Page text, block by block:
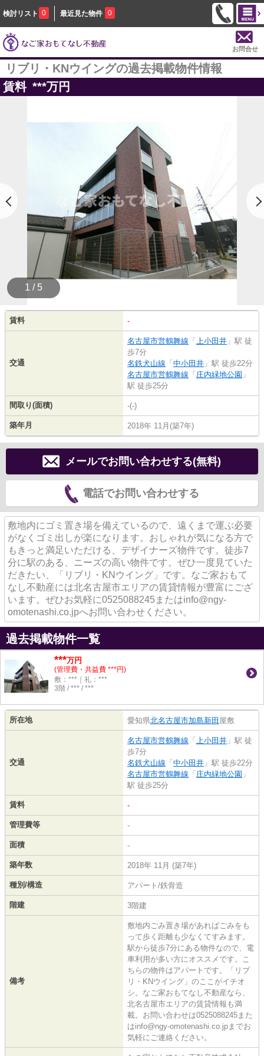
検討リスト 0 最近見た物件 0
お問合せ
リブリ・KNウイングの過去掲載物件情報
賃料 ***万円
1 / 5
賃料 -
交通
名古屋市営鶴舞線 「 上小田井 」駅 徒
歩7分
名鉄犬山線 「 中小田井 」駅 徒歩22分
名古屋市営鶴舞線 「 庄内緑地公園 」
駅 徒歩25分
間取り(面積) -(-)
築年月 2018年 11月(築7年)
メールでお問い合わせする(無料)
電話でお問い合わせする
敷地内にゴミ置き場を備えているので、遠くまで運ぶ必要
がなくゴミ出しが楽になります。おしゃれが気になる方で
もきっと満足いただける、デザイナーズ物件です。徒歩7
分に駅のある、ニーズの高い物件です。ぜひ一度見ていた
だきたい、「リブリ・KNウイング」です。なご家おもて
なし不動産には北名古屋市エリアの賃貸情報が豊富にござ
います。ぜひお気軽に0525088245またはinfo@ngy-
omotenashi.co.jpへお問い合わせください。
過去掲載物件一覧
***万円
(管理費・共益費 ***円)
敷：***｜礼：***
3階 / *** / ***
所在地 愛知県北名古屋市加島新田 屋敷
交通
名古屋市営鶴舞線 「 上小田井 」駅 徒
歩7分
名鉄犬山線 「 中小田井 」駅 徒歩22分
名古屋市営鶴舞線 「 庄内緑地公園 」
駅 徒歩25分
賃料 -
管理費等 -
面積 -
築年数 2018年 11月 (築7年)
種別/構造 アパート/鉄骨造
階建 3階建
備考
敷地内ごみ置き場があればごみをも
って歩く距離も少なくてすみます。
駅から徒歩7分にある物件なので、電
車利用が多い方にオススメです。こ
ちらの物件はアパートです。「リブ
リ・KNウイング」のここがイチオ
シ。なご家おもてなし不動産なら、
北名古屋市エリアの賃貸情報も満
載。お問い合わせは0525088245また
はinfo@ngy-omotenashi.co.jpまでお
気軽にご連絡ください。